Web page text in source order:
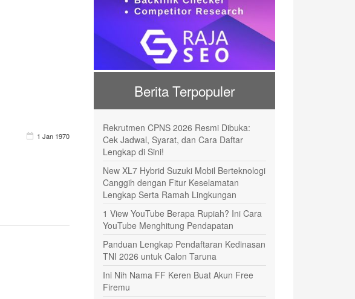
1 Jan 1970
Berita Terpopuler
Rekrutmen CPNS 2026 Resmi Dibuka:
Cek Jadwal, Syarat, dan Cara Daftar
Lengkap di Sini!
New XL7 Hybrid Suzuki Mobil Berteknologi
Canggih dengan Fitur Keselamatan
Lengkap Serta Ramah Lingkungan
1 View YouTube Berapa Rupiah? Ini Cara
YouTube Menghitung Pendapatan
Panduan Lengkap Pendaftaran Kedinasan
TNI 2026 untuk Calon Taruna
Ini Nih Nama FF Keren Buat Akun Free
Firemu